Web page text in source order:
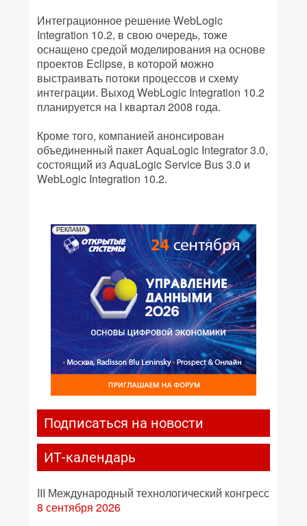
Интеграционное решение WebLogic
Integration 10.2, в свою очередь, тоже
оснащено средой моделирования на основе
проектов Eclipse, в которой можно
выстраивать потоки процессов и схему
интеграции. Выход WebLogic Integration 10.2
планируется на I квартал 2008 года.
Кроме того, компанией анонсирован
объединенный пакет AquaLogic Integrator 3.0,
состоящий из AquaLogic Service Bus 3.0 и
WebLogic Integration 10.2.
РЕКЛАМА
Подписаться на новости
ИТ-календарь
III Международный технологический конгресс
8 сентября 2026